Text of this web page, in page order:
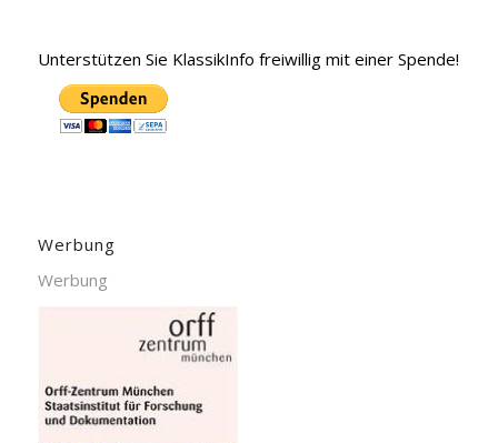
Unterstützen Sie KlassikInfo freiwillig mit einer Spende!
Werbung
Werbung